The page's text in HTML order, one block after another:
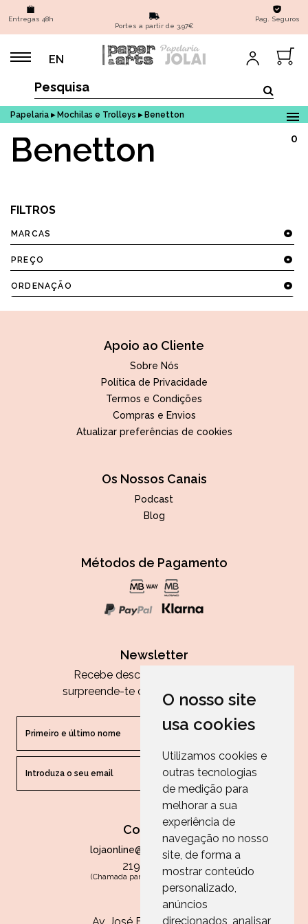
O nosso site
usa cookies
Utilizamos cookies e
outras tecnologias
de medição para
melhorar a sua
experiência de
navegação no nosso
site, de forma a
mostrar conteúdo
personalizado,
anúncios
direcionados, analisar
Entregas 48h
Portes a partir de 3,97€
Pag. Seguros
EN
Papelaria ▸ Mochilas e Trolleys ▸ Benetton
Benetton 0
FILTROS
MARCAS
PREÇO
ORDENAÇÃO
Apoio ao Cliente
Sobre Nós
Política de Privacidade
Termos e Condições
Compras e Envios
Atualizar preferências de cookies
Os Nossos Canais
Podcast
Blog
Métodos de Pagamento
Newsletter
Recebe descontos exclusivos e
surpreende-te com as nossas dicas.
ENVIAR
Contactos
lojaonline@paperandarts.pt
219 862 836
(Chamada para a rede fixa nacional)
Loja